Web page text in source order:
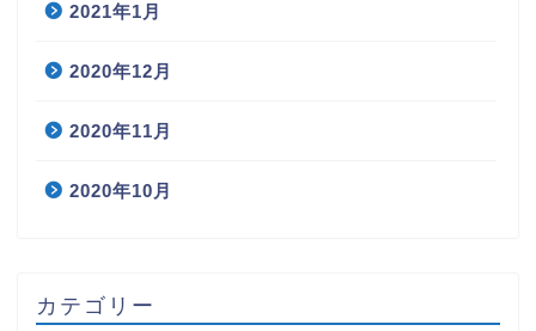
2021年1月
2020年12月
2020年11月
2020年10月
カテゴリー